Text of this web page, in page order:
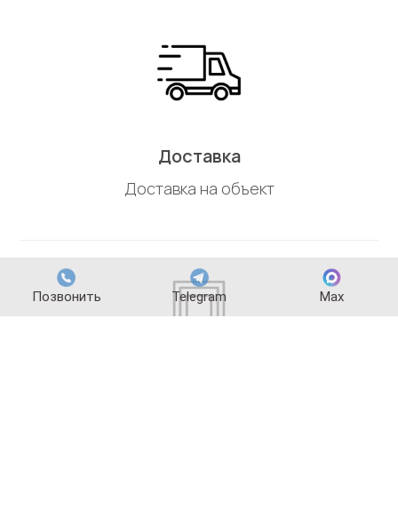
Доставка
Доставка на объект
Позвонить Telegram Max